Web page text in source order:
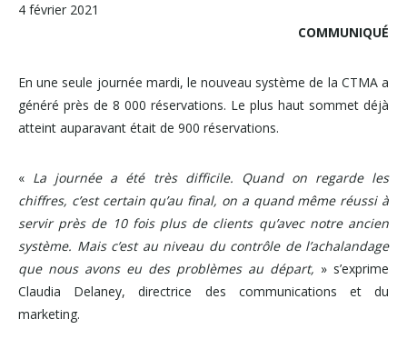
Carrières
Médias
Infolettre
Nous joindre
4 février 2021
COMMUNIQUÉ
En une seule journée mardi, le nouveau système de la CTMA a
généré près de 8 000 réservations. Le plus haut sommet déjà
atteint auparavant était de 900 réservations.
« La journée a été très difficile. Quand on regarde les
chiffres, c’est certain qu’au final, on a quand même réussi à
servir près de 10 fois plus de clients qu’avec notre ancien
système. Mais c’est au niveau du contrôle de l’achalandage
que nous avons eu des problèmes au départ, » s’exprime
Claudia Delaney, directrice des communications et du
marketing.